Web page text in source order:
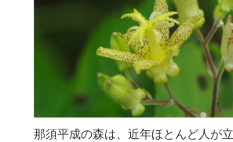
那須平成の森は、近年ほとんど人が